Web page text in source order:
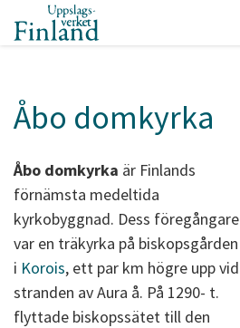
Åbo domkyrka
Åbo domkyrka är Finlands
förnämsta medeltida
kyrkobyggnad. Dess föregångare
var en träkyrka på biskopsgården
i Korois, ett par km högre upp vid
stranden av Aura å. På 1290- t.
flyttade biskopssätet till den